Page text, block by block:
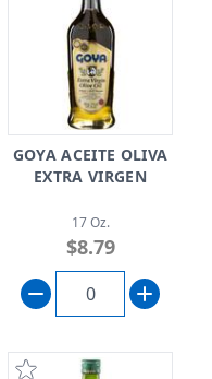
GOYA ACEITE OLIVA
EXTRA VIRGEN
17 Oz.
$8.79